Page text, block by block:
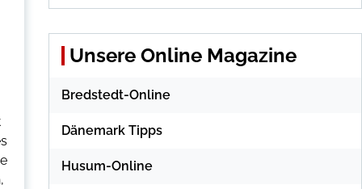
Unsere Online Magazine
Bredstedt-Online
Dänemark Tipps
Husum-Online